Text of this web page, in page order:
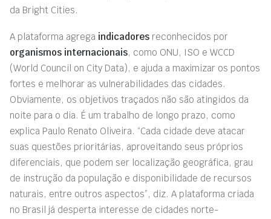
da Bright Cities.
A plataforma agrega indicadores reconhecidos por
organismos internacionais, como ONU, ISO e WCCD
(World Council on City Data), e ajuda a maximizar os pontos
fortes e melhorar as vulnerabilidades das cidades.
Obviamente, os objetivos traçados não são atingidos da
noite para o dia. É um trabalho de longo prazo, como
explica Paulo Renato Oliveira. “Cada cidade deve atacar
suas questões prioritárias, aproveitando seus próprios
diferenciais, que podem ser localização geográfica, grau
de instrução da população e disponibilidade de recursos
naturais, entre outros aspectos”, diz. A plataforma criada
no Brasil já desperta interesse de cidades norte-